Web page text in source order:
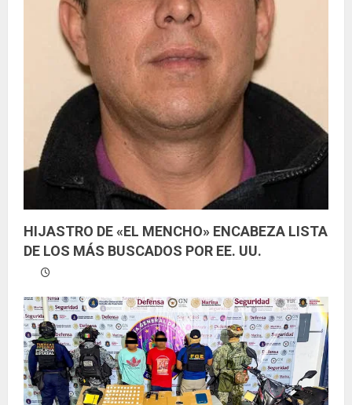
HIJASTRO DE «EL MENCHO» ENCABEZA LISTA
DE LOS MÁS BUSCADOS POR EE. UU.